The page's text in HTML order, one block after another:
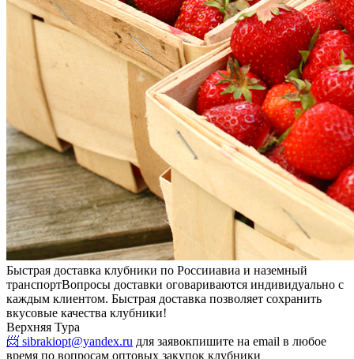
Быстрая доставка клубники по Россииавиа и наземный
транспортВопросы доставки оговариваются индивидуально с
каждым клиентом. Быстрая доставка позволяет сохранить
вкусовые качества клубники!
Верхняя Тура
📨 sibrakiopt@yandex.ru для заявокпишите на email в любое
время по вопросам оптовых закупок клубники